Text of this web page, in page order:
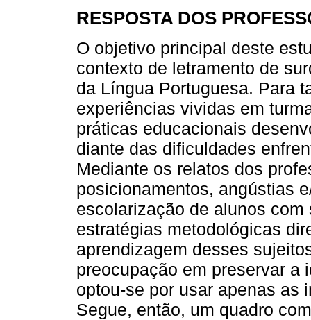
RESPOSTA DOS
O objetivo principal deste
contexto de letramento de
da Língua Portuguesa. Para
experiências vividas em
práticas educacionais
diante das dificuldades
Mediante os relatos dos
posicionamentos, angústias
escolarização de alunos
estratégias metodológicas
aprendizagem desses
preocupação em preservar a
optou-se por usar apenas as
Segue, então, um quadro